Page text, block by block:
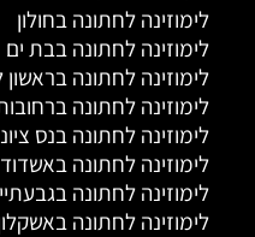
לימוזינה לחתונה בחולון
לימוזינה לחתונה בבת ים
לימוזינה לחתונה בראשון
לימוזינה לחתונה
לימוזינה לחתונה בנס
לימוזינה לחתונה באשדוד
לימוזינה לחתונה
לימוזינה לחתונה